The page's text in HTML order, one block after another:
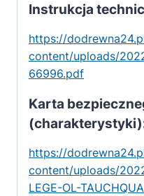
Instrukcja
https://
content/uploads/
66996.pdf
Karta
https://
content/uploads/
LEGE-OL-